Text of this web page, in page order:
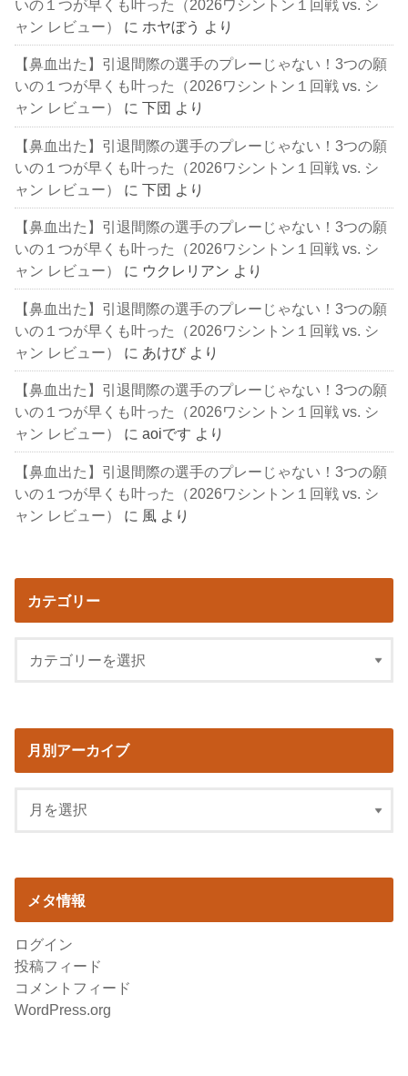
いの１つが早くも叶った（2026ワシントン１回戦 vs. シ
ャン レビュー）
に ホヤぼう より
【鼻血出た】引退間際の選手のプレーじゃない！3つの願
いの１つが早くも叶った（2026ワシントン１回戦 vs. シ
ャン レビュー）
に下団 より
【鼻血出た】引退間際の選手のプレーじゃない！3つの願
いの１つが早くも叶った（2026ワシントン１回戦 vs. シ
ャン レビュー）
に下団 より
【鼻血出た】引退間際の選手のプレーじゃない！3つの願
いの１つが早くも叶った（2026ワシントン１回戦 vs. シ
ャン レビュー）
に ウクレリアン より
【鼻血出た】引退間際の選手のプレーじゃない！3つの願
いの１つが早くも叶った（2026ワシントン１回戦 vs. シ
ャン レビュー）
に あけび より
【鼻血出た】引退間際の選手のプレーじゃない！3つの願
いの１つが早くも叶った（2026ワシントン１回戦 vs. シ
ャン レビュー）
にaoiです より
【鼻血出た】引退間際の選手のプレーじゃない！3つの願
いの１つが早くも叶った（2026ワシントン１回戦 vs. シ
ャン レビュー）
に 風 より
カテゴリー
月別アーカイブ
メタ情報
ログイン
投稿フィード
コメントフィード
WordPress.org